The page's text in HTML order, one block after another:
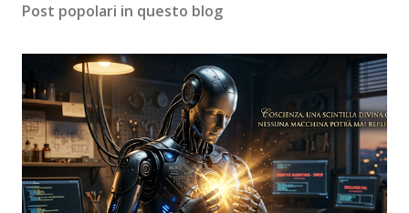
Post popolari in questo blog